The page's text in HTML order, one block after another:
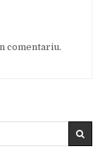
comentariu.